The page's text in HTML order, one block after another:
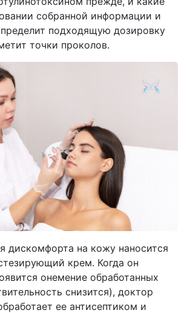
собранной информации и
подходящую дозировку
точки проколов.
дискомфорта на кожу наносится
крем. Когда он
онемение обработанных
снизится), доктор
ее антисептиком и